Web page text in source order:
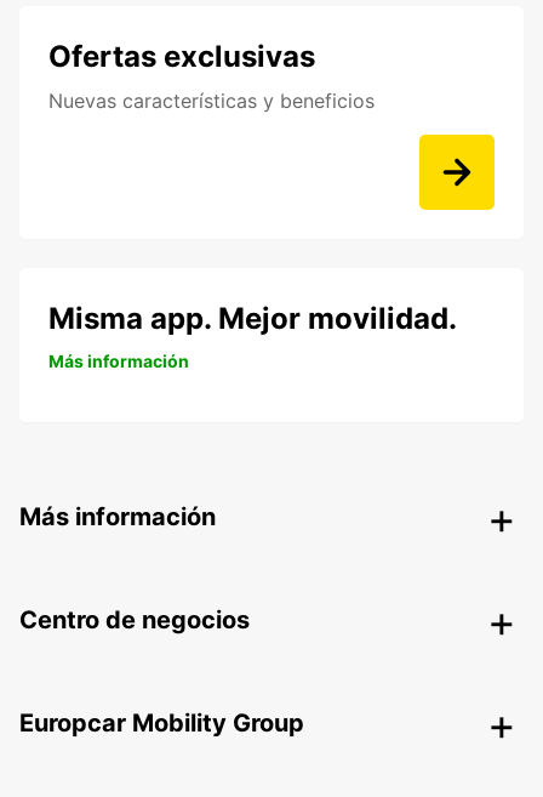
Ofertas exclusivas
Nuevas características y beneficios
Misma app. Mejor movilidad.
Más información
Más información
Centro de negocios
Europcar Mobility Group